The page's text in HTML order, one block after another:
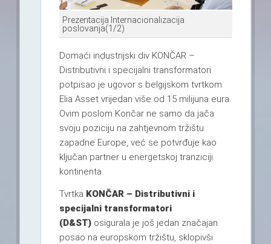
Prezentacija Internacionalizacija
poslovanja(1/2)
Domaći industrijski div KONČAR –
Distributivni i specijalni transformatori
potpisao je ugovor s belgijskom tvrtkom
Elia Asset vrijedan više od 15 milijuna eura.
Ovim poslom Končar ne samo da jača
svoju poziciju na zahtjevnom tržištu
zapadne Europe, već se potvrđuje kao
ključan partner u energetskoj tranziciji
kontinenta.
Tvrtka KONČAR – Distributivni i
specijalni transformatori
(D&ST) osigurala je još jedan značajan
posao na europskom tržištu, sklopivši